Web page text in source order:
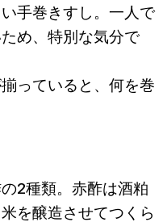
手巻きすし。一人で
め、特別な気分で
っていると、何を巻
2種類。赤酢は酒粕
を醸造させてつくら